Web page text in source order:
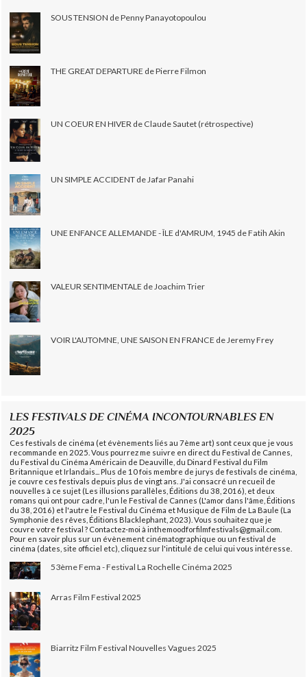
SOUS TENSION de Penny Panayotopoulou
THE GREAT DEPARTURE de Pierre Filmon
UN COEUR EN HIVER de Claude Sautet (rétrospective)
UN SIMPLE ACCIDENT de Jafar Panahi
UNE ENFANCE ALLEMANDE - ÎLE d'AMRUM, 1945 de Fatih Akin
VALEUR SENTIMENTALE de Joachim Trier
VOIR L'AUTOMNE, UNE SAISON EN FRANCE de Jeremy Frey
LES FESTIVALS DE CINÉMA INCONTOURNABLES EN
2025
Ces festivals de cinéma (et évènements liés au 7ème art) sont ceux que je vous
recommande en 2025. Vous pourrez me suivre en direct du Festival de Cannes,
du Festival du Cinéma Américain de Deauville, du Dinard Festival du Film
Britannique et Irlandais... Plus de 10 fois membre de jurys de festivals de cinéma,
je couvre ces festivals depuis plus de vingt ans. J'ai consacré un recueil de
nouvelles à ce sujet (Les illusions parallèles, Éditions du 38, 2016), et deux
romans qui ont pour cadre, l'un le Festival de Cannes (L'amor dans l'âme, Éditions
du 38, 2016) et l'autre le Festival du Cinéma et Musique de Film de La Baule (La
Symphonie des rêves, Éditions Blacklephant, 2023). Vous souhaitez que je
couvre votre festival ? Contactez-moi à inthemoodforfilmfestivals@gmail.com.
Pour en savoir plus sur un évènement cinématographique ou un festival de
cinéma (dates, site officiel etc), cliquez sur l'intitulé de celui qui vous intéresse.
53ème Fema - Festival La Rochelle Cinéma 2025
Arras Film Festival 2025
Biarritz Film Festival Nouvelles Vagues 2025